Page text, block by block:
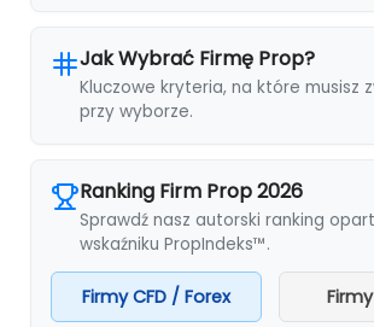
Jak Wybrać Firmę Prop?
Kluczowe kryteria, na które musisz
przy wyborze.
Ranking Firm Prop 2026
Sprawdź nasz autorski ranking
wskaźniku PropIndeks™.
Firmy CFD / Forex